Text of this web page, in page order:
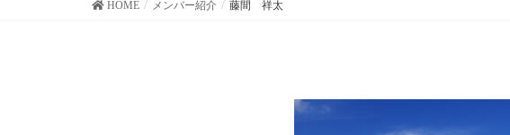
HOME メンバー紹介 藤間 祥太